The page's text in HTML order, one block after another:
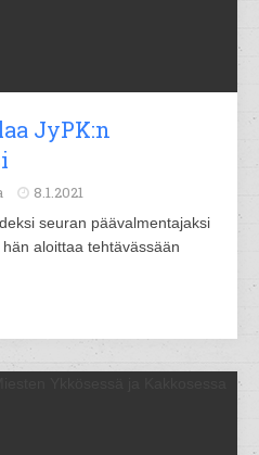
JyPK:n
8.1.2021
seuran päävalmentajaksi
aloittaa tehtävässään